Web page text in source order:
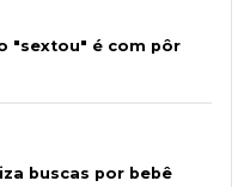
"sextou" é com pôr
buscas por bebê